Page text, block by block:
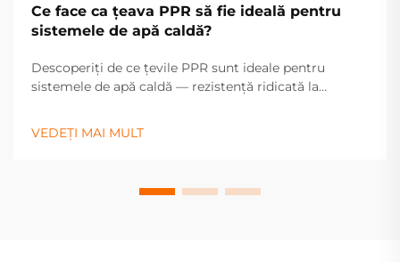
Ce face ca țeava PPR să fie ideală pentru
sistemele de apă caldă?
Descoperiți de ce țevile PPR sunt ideale pentru
sistemele de apă caldă — rezistență ridicată la
VEDEȚI MAI MULT